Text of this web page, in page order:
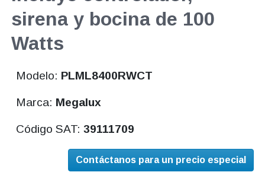
sirena y bocina de 100
Watts
Modelo: PLML8400RWCT
Marca: Megalux
Código SAT:39111709
Contáctanos para un precio especial